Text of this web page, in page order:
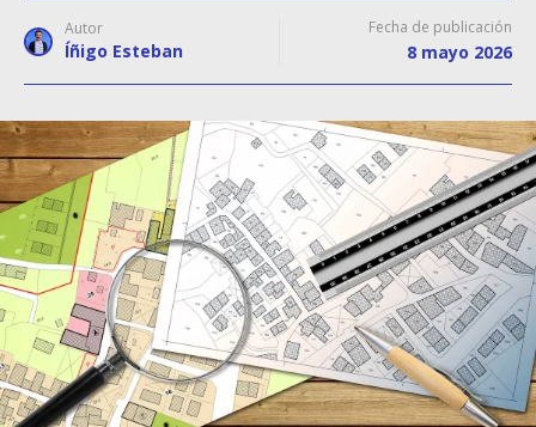
Autor
Íñigo Esteban
Fecha de publicación
8 mayo 2026